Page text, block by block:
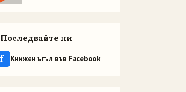
Последвайте ни
f Книжен ъгъл във Facebook